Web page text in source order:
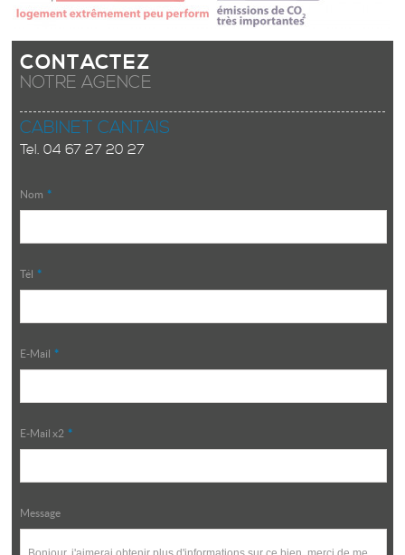
CONTACTEZ
NOTRE AGENCE
CABINET CANTAIS
Tel. 04 67 27 20 27
Nom *
Tél *
E-Mail *
E-Mail x2 *
Message